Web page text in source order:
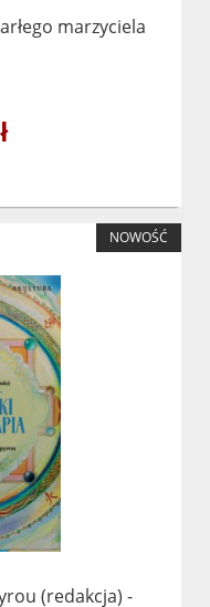
marzyciela
(redakcja) -
NOWOŚĆ